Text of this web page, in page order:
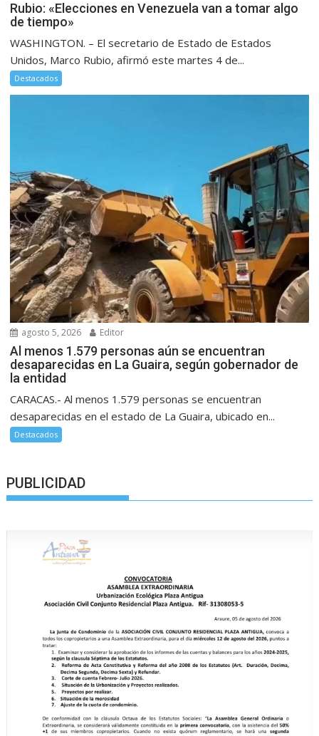
Rubio: «Elecciones en Venezuela van a tomar algo
de tiempo»
WASHINGTON. – El secretario de Estado de Estados
Unidos, Marco Rubio, afirmó este martes 4 de...
Destacados
agosto 5, 2026 Editor
Al menos 1.579 personas aún se encuentran
desaparecidas en La Guaira, según gobernador de
la entidad
CARACAS.- Al menos 1.579 personas se encuentran
desaparecidas en el estado de La Guaira, ubicado en...
Destacados
PUBLICIDAD